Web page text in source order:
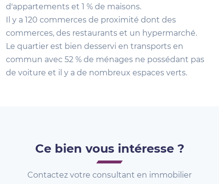
d'appartements et 1 % de maisons.
Il y a 120 commerces de proximité dont des
commerces, des restaurants et un hypermarché.
Le quartier est bien desservi en transports en
commun avec 52 % de ménages ne possédant pas
de voiture et il y a de nombreux espaces verts.
Ce bien vous intéresse ?
Contactez votre consultant en immobilier